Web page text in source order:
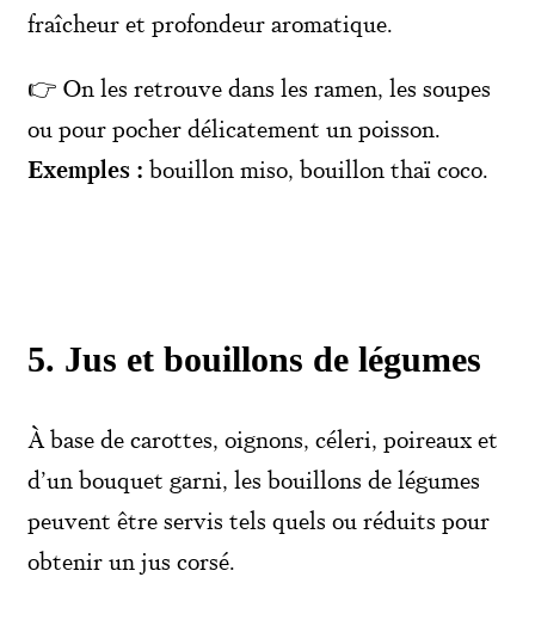
fraîcheur et profondeur aromatique.
👉 On les retrouve dans les ramen, les soupes
ou pour pocher délicatement un poisson.
Exemples : bouillon miso, bouillon thaï coco.
5. Jus et bouillons de légumes
À base de carottes, oignons, céleri, poireaux et
d’un bouquet garni, les bouillons de légumes
peuvent être servis tels quels ou réduits pour
obtenir un jus corsé.